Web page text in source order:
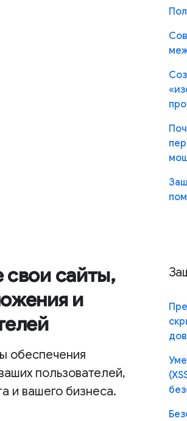
сайты,
и
обеспечения
пользователей,
и вашего бизнеса.